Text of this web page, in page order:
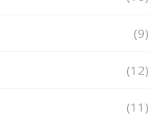
(9)
(12)
(11)